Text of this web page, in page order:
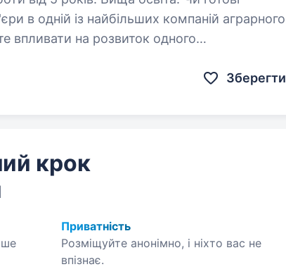
в одній із найбільших компаній аграрного
впливати на розвиток одного
Зберегти
крок
Приватність
Розміщуйте анонімно, і ніхто вас не
впізнає.